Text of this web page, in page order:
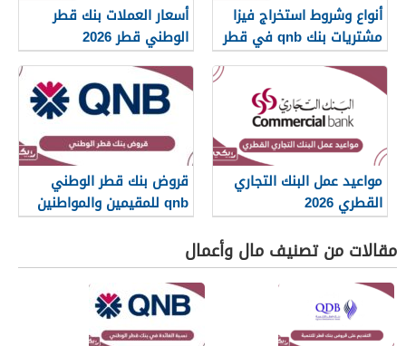
أنواع وشروط استخراج فيزا
مشتريات بنك qnb في قطر
2026
أسعار العملات بنك قطر
الوطني قطر 2026
مواعيد عمل البنك التجاري
القطري 2026
قروض بنك قطر الوطني
qnb للمقيمين والمواطنين
2026
مقالات من تصنيف مال وأعمال